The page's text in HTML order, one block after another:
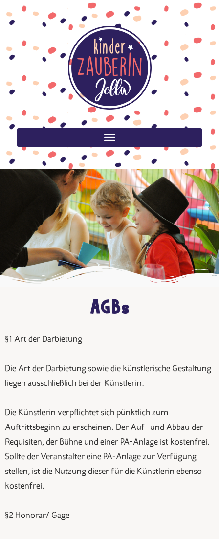
AGBs
§1 Art der Darbietung
Die Art der Darbietung sowie die künstlerische Gestaltung
liegen ausschließlich bei der Künstlerin.
Die Künstlerin verpflichtet sich pünktlich zum
Auftrittsbeginn zu erscheinen. Der Auf- und Abbau der
Requisiten, der Bühne und einer PA-Anlage ist kostenfrei.
Sollte der Veranstalter eine PA-Anlage zur Verfügung
stellen, ist die Nutzung dieser für die Künstlerin ebenso
kostenfrei.
§2 Honorar/ Gage